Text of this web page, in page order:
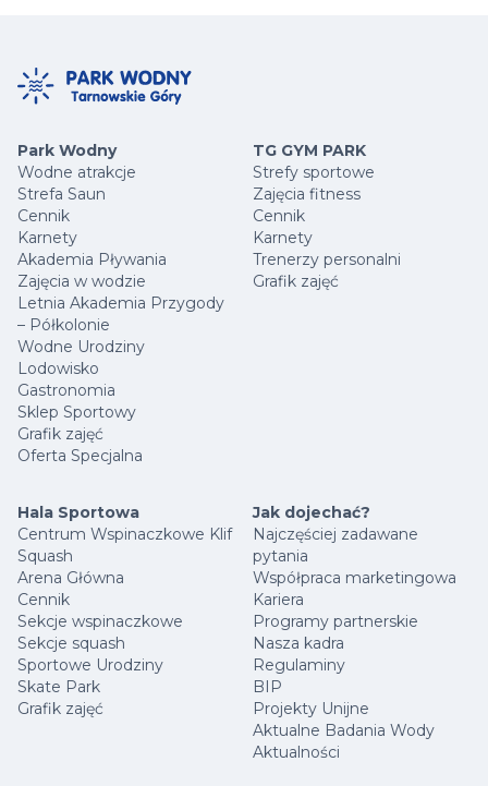
Park Wodny
Wodne atrakcje
Strefa Saun
Cennik
Karnety
Akademia Pływania
Zajęcia w wodzie
Letnia Akademia Przygody
– Półkolonie
Wodne Urodziny
Lodowisko
Gastronomia
Sklep Sportowy
Grafik zajęć
Oferta Specjalna
TG GYM PARK
Strefy sportowe
Zajęcia fitness
Cennik
Karnety
Trenerzy personalni
Grafik zajęć
Hala Sportowa
Centrum Wspinaczkowe Klif
Squash
Arena Główna
Cennik
Sekcje wspinaczkowe
Sekcje squash
Sportowe Urodziny
Skate Park
Grafik zajęć
Jak dojechać?
Najczęściej zadawane
pytania
Współpraca marketingowa
Kariera
Programy partnerskie
Nasza kadra
Regulaminy
BIP
Projekty Unijne
Aktualne Badania Wody
Aktualności